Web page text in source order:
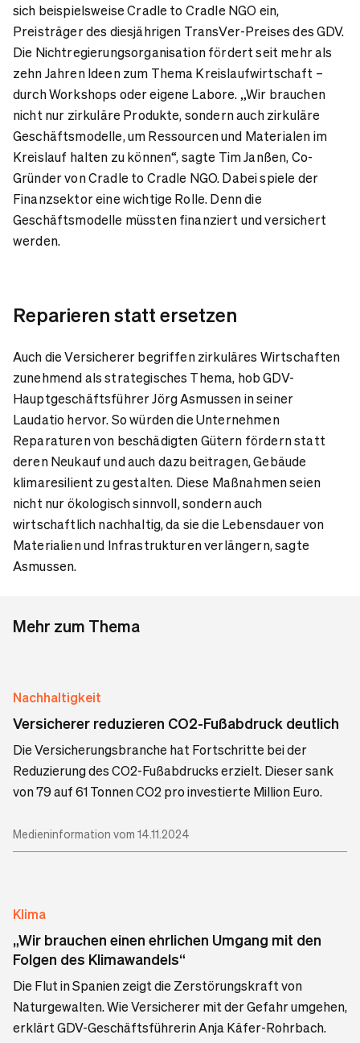
sich beispielsweise Cradle to Cradle NGO ein,
Preisträger des diesjährigen TransVer-Preises des GDV.
Die Nichtregierungsorganisation fördert seit mehr als
zehn Jahren Ideen zum Thema Kreislaufwirtschaft –
durch Workshops oder eigene Labore. „Wir brauchen
nicht nur zirkuläre Produkte, sondern auch zirkuläre
Geschäftsmodelle, um Ressourcen und Materialen im
Kreislauf halten zu können“, sagte Tim Janßen, Co-
Gründer von Cradle to Cradle NGO. Dabei spiele der
Finanzsektor eine wichtige Rolle. Denn die
Geschäftsmodelle müssten finanziert und versichert
werden.
Reparieren statt ersetzen
Auch die Versicherer begriffen zirkuläres Wirtschaften
zunehmend als strategisches Thema, hob GDV-
Hauptgeschäftsführer Jörg Asmussen in seiner
Laudatio hervor. So würden die Unternehmen
Reparaturen von beschädigten Gütern fördern statt
deren Neukauf und auch dazu beitragen, Gebäude
klimaresilient zu gestalten. Diese Maßnahmen seien
nicht nur ökologisch sinnvoll, sondern auch
wirtschaftlich nachhaltig, da sie die Lebensdauer von
Materialien und Infrastrukturen verlängern, sagte
Asmussen.
Mehr zum Thema
Nachhaltigkeit
Versicherer reduzieren CO2-Fußabdruck deutlich
Die Versicherungsbranche hat Fortschritte bei der
Reduzierung des CO2-Fußabdrucks erzielt. Dieser sank
von 79 auf 61 Tonnen CO2 pro investierte Million Euro.
Medieninformation vom 14.11.2024
Klima
„Wir brauchen einen ehrlichen Umgang mit den
Folgen des Klimawandels“
Die Flut in Spanien zeigt die Zerstörungskraft von
Naturgewalten. Wie Versicherer mit der Gefahr umgehen,
erklärt GDV-Geschäftsführerin Anja Käfer-Rohrbach.